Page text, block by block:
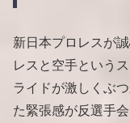
新日本プロレスが
レスと空手という
ライドが激しくぶ
た緊張感が反選手